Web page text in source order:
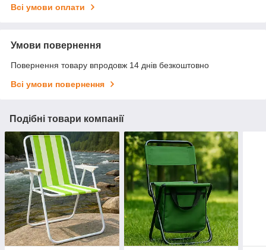
Всі умови оплати
Умови повернення
Повернення товару впродовж 14 днів безкоштовно
Всі умови повернення
Подібні товари компанії